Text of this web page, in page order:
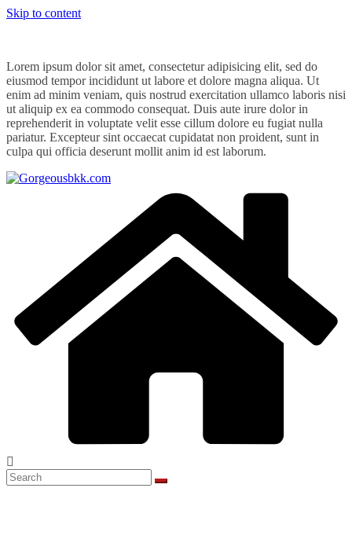
Skip to content
Lorem ipsum dolor sit amet, consectetur adipisicing elit, sed do
eiusmod tempor incididunt ut labore et dolore magna aliqua. Ut
enim ad minim veniam, quis nostrud exercitation ullamco laboris nisi
ut aliquip ex ea commodo consequat. Duis aute irure dolor in
reprehenderit in voluptate velit esse cillum dolore eu fugiat nulla
pariatur. Excepteur sint occaecat cupidatat non proident, sunt in
culpa qui officia deserunt mollit anim id est laborum.